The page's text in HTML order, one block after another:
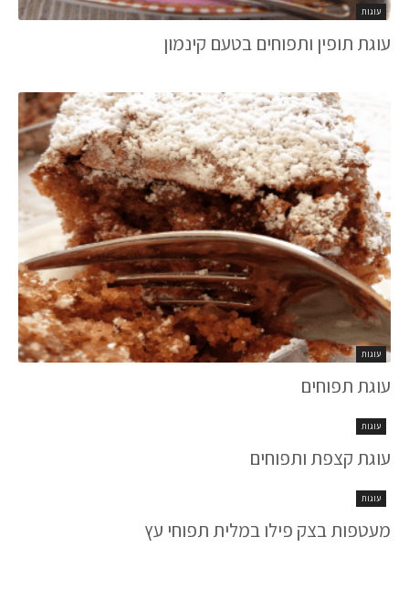
עוגות
עוגת תופין ותפוחים בטעם קינמון
עוגות
עוגת תפוחים
עוגות
עוגת קצפת ותפוחים
עוגות
מעטפות בצק פילו במלית תפוחי עץ